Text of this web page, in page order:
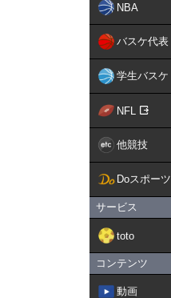
NBA
バスケ代表
学生バスケ
NFL
他競技
Doスポーツ
サービス
toto
コンテンツ
動画